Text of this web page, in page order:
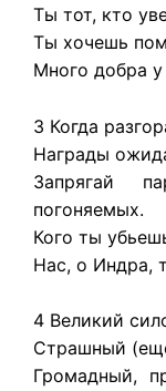
Ты тот, кто
Ты хочешь
Много добра
3 Когда
Награды
Запрягай
погоняемых.
Кого ты
Нас, о Индра,
4 Великий
Страшный
Громадный,